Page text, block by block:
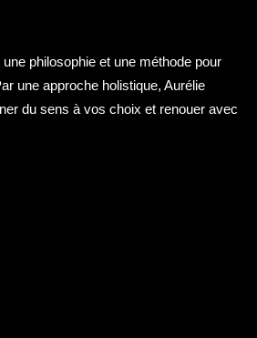
philosophie et une méthode pour
une approche holistique, Aurélie
du sens à vos choix et renouer avec